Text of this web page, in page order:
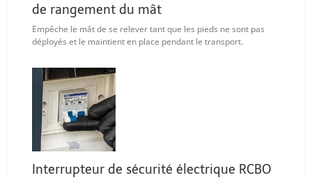
de rangement du mât
Empêche le mât de se relever tant que les pieds ne sont pas
déployés et le maintient en place pendant le transport.
Interrupteur de sécurité électrique RCBO